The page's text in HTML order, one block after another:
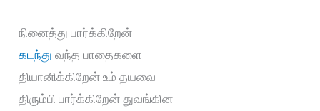
நினைத்து பார்க்கிறேன்
கடந்து வந்த பாதைகளை
தியானிக்கிறேன் உம் தயவை
திரும்பி பார்க்கிறேன் துவங்கின